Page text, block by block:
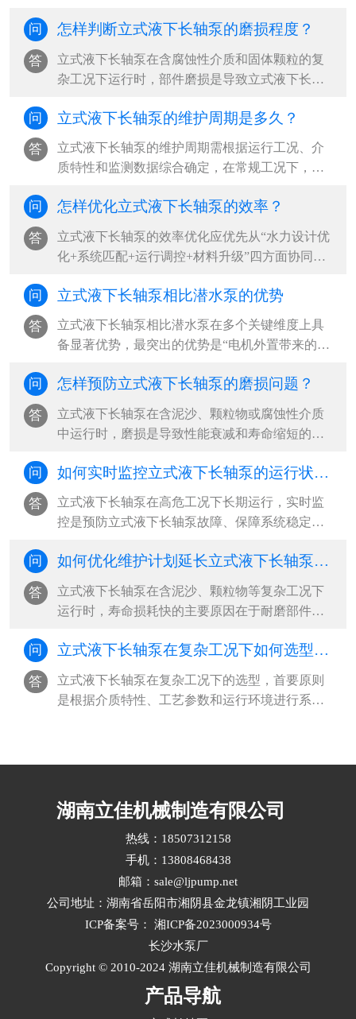
动”，其中以吸入侧问题、轴系不稳定和电气系统
故障为根本诱因，占现场故障案例的80%以上‌。
问 怎样判断立式液下长轴泵的磨损程度？
答
​立式液下长轴泵在含腐蚀性介质和固体颗粒的复
杂工况下运行时，部件磨损是导致立式液下长轴
断方法是“运行参数监测+定期拆检+无损检测”三
结合，其中压力下降超过20%、振动加剧和目视
表面损伤是立式液下长轴泵最直接的磨损信号‌。
问 立式液下长轴泵的维护周期是多久？
答
立式液下长轴泵的维护周期需根据运行工况、介
质特性和监测数据综合确定，‌在常规工况下，建
2000小时进行一次全面检查，每6个月至1年安排
一次周期性大修；但在含腐蚀性介质、含固颗粒
等高危工况下，立式液下长轴泵应缩短至每3个月
检查一次，并结合振动、温度等状态监测结果实
施动态调整‌。···
问 怎样优化立式液下长轴泵的效率？
答
​立式液下长轴泵的效率优化应优先从“水力设计优
化+系统匹配+运行调控+材料升级”四方面协同推
效率点（BEP）附近运行，减少水力、容积和机
械三类损失，同时优化立式液下长轴泵吸入条件
与管路系统，可实现立式液下长轴泵整体能效提
升20%-40%‌。···
问 立式液下长轴泵相比潜水泵的优势
答
立式液下长轴泵相比潜水泵在多个关键维度上具
备显著优势，‌最突出的优势是“电机外置带来的高
含固体颗粒的恶劣工况，能有效避免电机进水损
坏风险，并支持在线检修与局部更换，大幅降低
立式液下长轴泵全生命周期运维成本‌。···
问 怎样预防立式液下长轴泵的磨损问题？
答
立式液下长轴泵在含泥沙、颗粒物或腐蚀性介质
中运行时，磨损是导致性能衰减和寿命缩短的主
期维护”三位一体，从源头减少立式液下长轴泵磨
损冲击，延长立式液下长轴泵关键部件使用寿
命‌。···
问 如何实时监控立式液下长轴泵的运行状态？
答
立式液下长轴泵在高危工况下长期运行，实时监
控是预防立式液下长轴泵故障、保障系统稳定的
+智能分析+远程可视化”的工业物联网体系，通过
振动、液位、温度、电流等关键参数的24小时在
线监测，结合阈值报警与趋势预测，实现从被动
问 如何优化维护计划延长立式液下长轴泵寿命？
答
立式液下长轴泵在含泥沙、颗粒物等复杂工况下
运行时，寿命损耗快的主要原因在于‌耐磨部件磨
泵使用寿命，必须从“被动维修”转向“系统性预防
维护”，‌最有效的策略是建立基于工况特征的差异
化维护计划，结合关键参数监控与周期性干预，
实现寿命延长30%以上‌。···
问 立式液下长轴泵在复杂工况下如何选型？ ​
答
立式液下长轴泵在复杂工况下的选型，‌首要原则
是根据介质特性、工艺参数和运行环境进行系统
封结构和配套标准多维度综合评估立式液下长轴
泵选型。···
湖南立佳机械制造有限公司
热线：18507312158
手机：13808468438
邮箱：sale@ljpump.net
公司地址：湖南省岳阳市湘阴县金龙镇湘阴工业园
ICP备案号：
湘ICP备2023000934号
长沙水泵厂
Copyright © 2010-2024 湖南立佳机械制造有限公司
产品导航